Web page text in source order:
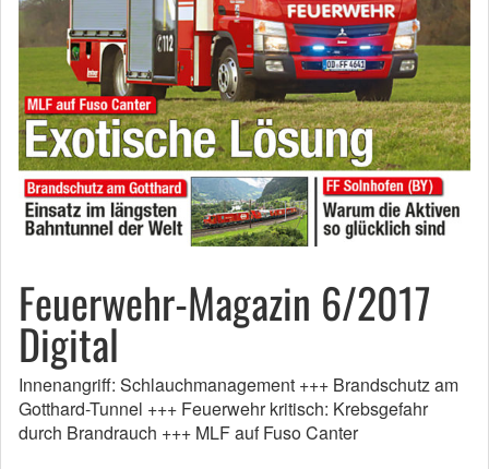
Feuerwehr-Magazin 6/2017
Digital
Innenangriff: Schlauchmanagement +++ Brandschutz am
Gotthard-Tunnel +++ Feuerwehr kritisch: Krebsgefahr
durch Brandrauch +++ MLF auf Fuso Canter